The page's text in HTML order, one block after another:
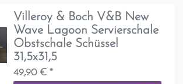
Villeroy & Boch V&B New
Wave Lagoon Servierschale
Obstschale Schüssel
31,5x31,5
49,90 € *